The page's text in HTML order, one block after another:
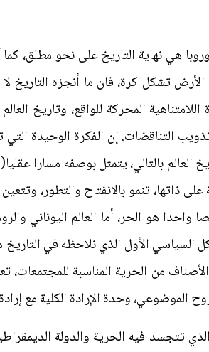
هي نهاية التاريخ على نحو مطلق،
اللامتناهية المحركة للواقع، وتاريخ
التناقضات. إن الفكرة الوحيدة التي
ذاتها، تنمو بالانفتاح والتطور،
هو الحر، أما العالم اليوناني
السياسي الأول الذي نلاحظه في التاريخ
والثالث هو نظام الحكم الملكي(3)، هذه الأصناف من
الموضوعي، وحدة الإرادة الكلية مع
تتجسد فيه الحرية والدولة